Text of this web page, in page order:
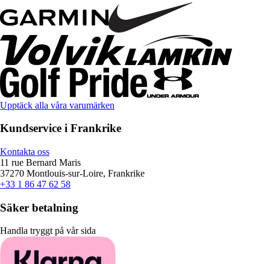
Upptäck alla våra varumärken
Kundservice i Frankrike
Kontakta oss
11 rue Bernard Maris
37270 Montlouis-sur-Loire, Frankrike
+33 1 86 47 62 58
Säker betalning
Handla tryggt på vår sida